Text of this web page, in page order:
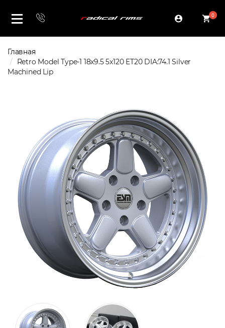
0
Главная
Retro Model Type-1 18x9.5 5x120 ET20 DIA:74.1 Silver
Machined Lip